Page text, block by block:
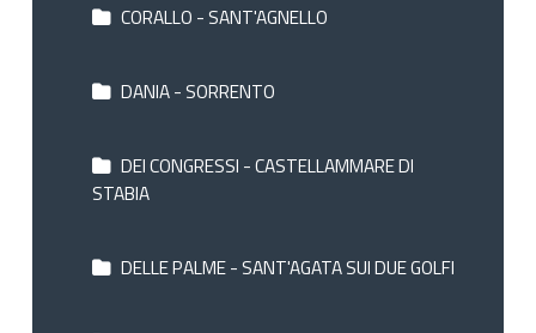
CORALLO - SANT'AGNELLO
DANIA - SORRENTO
DEI CONGRESSI - CASTELLAMMARE DI
STABIA
DELLE PALME - SANT'AGATA SUI DUE GOLFI